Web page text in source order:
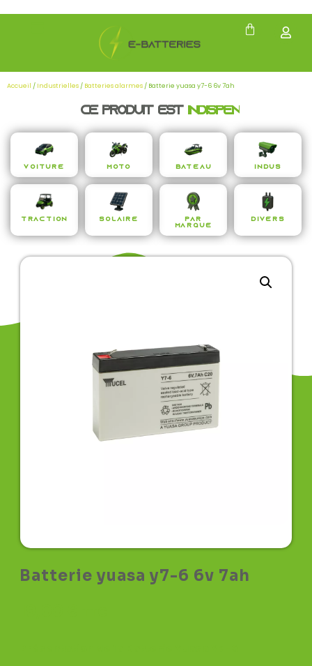
Accueil / Industrielles / Batteries alarmes / Batterie yuasa y7-6 6v 7ah
Ce produit estindispensab
Voiture Moto Bateau Indus
Traction Solaire
Par
Marque
Divers
Batterie yuasa y7-6 6v 7ah